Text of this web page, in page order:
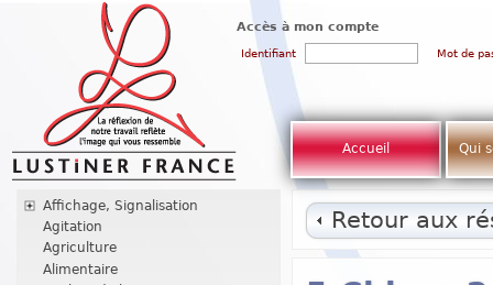
Accès à mon compte
Identifiant Mot de
Accueil Qui
Affichage, Signalisation
Agitation
Agriculture
Alimentaire
Retour aux